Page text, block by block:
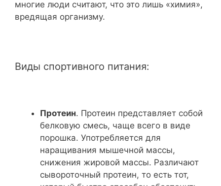
многие люди считают, что это лишь «химия»,
вредящая организму.
Виды спортивного питания:
Протеин. Протеин представляет собой
белковую смесь, чаще всего в виде
порошка. Употребляется для
наращивания мышечной массы,
снижения жировой массы. Различают
сывороточный протеин, то есть тот,